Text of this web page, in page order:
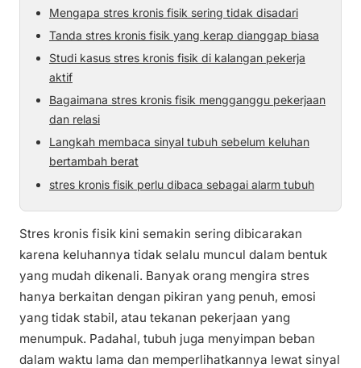
Mengapa stres kronis fisik sering tidak disadari
Tanda stres kronis fisik yang kerap dianggap biasa
Studi kasus stres kronis fisik di kalangan pekerja
aktif
Bagaimana stres kronis fisik mengganggu pekerjaan
dan relasi
Langkah membaca sinyal tubuh sebelum keluhan
bertambah berat
stres kronis fisik perlu dibaca sebagai alarm tubuh
Stres kronis fisik kini semakin sering dibicarakan
karena keluhannya tidak selalu muncul dalam bentuk
yang mudah dikenali. Banyak orang mengira stres
hanya berkaitan dengan pikiran yang penuh, emosi
yang tidak stabil, atau tekanan pekerjaan yang
menumpuk. Padahal, tubuh juga menyimpan beban
dalam waktu lama dan memperlihatkannya lewat sinyal